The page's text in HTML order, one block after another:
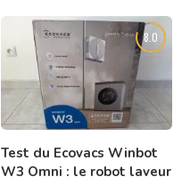
8.0
Test du Ecovacs Winbot
W3 Omni : le robot laveur